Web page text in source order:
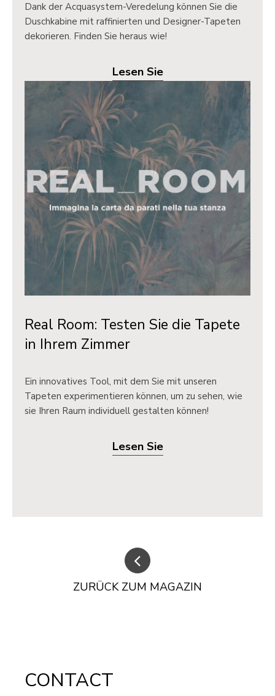
Dank der Acquasystem-Veredelung können Sie die
Duschkabine mit raffinierten und Designer-Tapeten
dekorieren. Finden Sie heraus wie!
Lesen Sie
Real Room: Testen Sie die Tapete
in Ihrem Zimmer
Ein innovatives Tool, mit dem Sie mit unseren
Tapeten experimentieren können, um zu sehen, wie
sie Ihren Raum individuell gestalten können!
Lesen Sie
ZURÜCK ZUM MAGAZIN
CONTACT